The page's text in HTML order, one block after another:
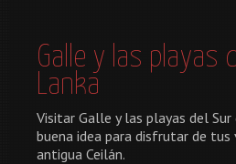
Galle y las playas
Lanka
Visitar Galle y las playas del Sur
buena idea para disfrutar de tus
antigua Ceilán.